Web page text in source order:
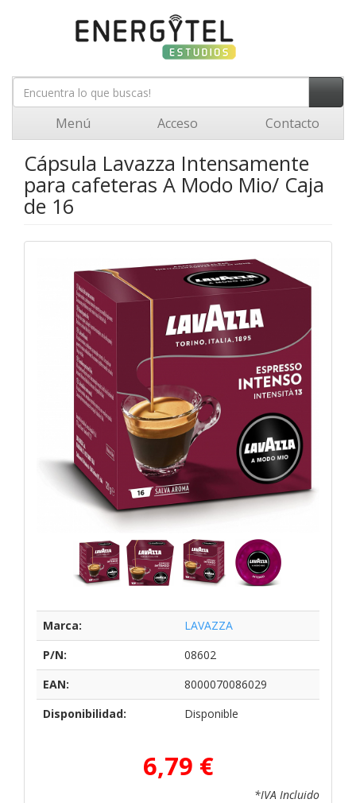
Menú Acceso Contacto
Cápsula Lavazza Intensamente
para cafeteras A Modo Mio/ Caja
de 16
Marca:
LAVAZZA
P/N:
08602
EAN:
8000070086029
Disponibilidad:
Disponible
6,79 €
*IVA Incluido